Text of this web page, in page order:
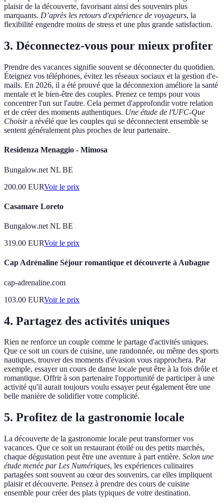
plaisir de la découverte, favorisant ainsi des souvenirs plus
marquants. D’après les retours d'expérience de voyageurs, la
flexibilité engendre moins de stress et une plus grande satisfaction.
3. Déconnectez-vous pour mieux profiter
Prendre des vacances signifie souvent se déconnecter du quotidien.
Éteignez vos téléphones, évitez les réseaux sociaux et la gestion d'e-
mails. En 2026, il a été prouvé que la déconnexion améliore la santé
mentale et le bien-être des couples. Prenez ce temps pour vous
concentrer l'un sur l'autre. Cela permet d'approfondir votre relation
et de créer des moments authentiques. Une étude de l'UFC-Que
Choisira révélé que les couples qui se déconnectent ensemble se
sentent généralement plus proches de leur partenaire.
Residenza Menaggio - Mimosa
Bungalow.net NL BE
200.00 EURVoir le prix
Casamare Loreto
Bungalow.net NL BE
319.00 EURVoir le prix
Cap Adrénaline Séjour romantique et découverte à Aubagne
cap-adrenaline.com
103.00 EURVoir le prix
4. Partagez des activités uniques
Rien ne renforce un couple comme le partage d'activités uniques.
Que ce soit un cours de cuisine, une randonnée, ou même des sports
nautiques, trouver des moments d'évasion vous rapprochera. Par
exemple, essayer un cours de danse locale peut être à la fois drôle et
romantique. Offrir à son partenaire l'opportunité de participer à une
activité qu'il aurait toujours voulu essayer peut également être une
belle manière de solidifier votre complicité.
5. Profitez de la gastronomie locale
La découverte de la gastronomie locale peut transformer vos
vacances. Que ce soit un restaurant étoilé ou des petits marchés,
chaque dégustation peut être une aventure à part entière. Selon une
étude menée par Les Numériques, les expériences culinaires
partagées sont souvent au cœur des souvenirs, car elles impliquent
plaisir et découverte. Pensez à prendre des cours de cuisine
ensemble pour créer des plats typiques de votre destination.